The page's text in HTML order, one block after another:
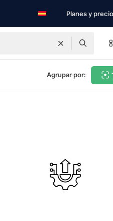
Planes y
Agrupar por: